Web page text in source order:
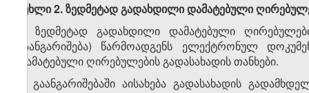
მუხლი 2. ზედმეტად გადახდილი დამატებული
1. ზედმეტად გადახდილი დამატებული
გაანგარიშება) წარმოადგენს ელექტრონულ
დამატებული ღირებულების გადასახადის თანხები.
2. გაანგარიშებაში აისახება გადასახადის